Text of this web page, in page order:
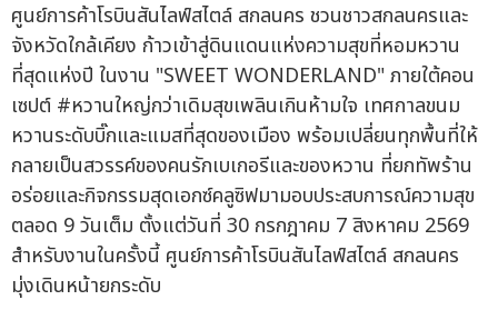
ศูนย์การค้าโรบินสันไลฟ์สไตล์ สกลนคร ชวนชาวสกลนครและ
จังหวัดใกล้เคียง ก้าวเข้าสู่ดินแดนแห่งความสุขที่หอมหวาน
ที่สุดแห่งปี ในงาน "SWEET WONDERLAND" ภายใต้คอน
เซปต์ #หวานใหญ่กว่าเดิมสุขเพลินเกินห้ามใจ เทศกาลขนม
หวานระดับบิ๊กและแมสที่สุดของเมือง พร้อมเปลี่ยนทุกพื้นที่ให้
กลายเป็นสวรรค์ของคนรักเบเกอรีและของหวาน ที่ยกทัพร้าน
อร่อยและกิจกรรมสุดเอกซ์คลูซิฟมามอบประสบการณ์ความสุข
ตลอด 9 วันเต็ม ตั้งแต่วันที่ 30 กรกฎาคม 7 สิงหาคม 2569
สำหรับงานในครั้งนี้ ศูนย์การค้าโรบินสันไลฟ์สไตล์ สกลนคร
มุ่งเดินหน้ายกระดับ